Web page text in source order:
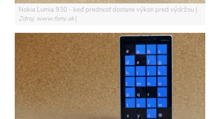
Nokia Lumia 930 - keď prednosť dostane výkon pred výdržou
Zdroj: www.fony.sk